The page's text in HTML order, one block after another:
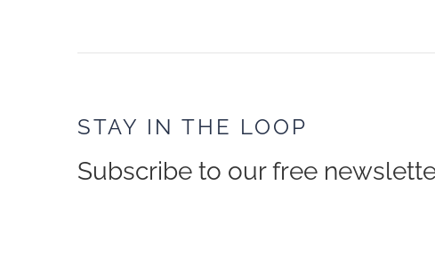
STAY IN THE LOOP
Subscribe to our free